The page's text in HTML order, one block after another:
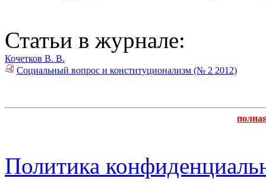
Статьи в журнале:
Кочетков В. В.
Социальный вопрос и конституционализм (№ 2 2012)
Политика